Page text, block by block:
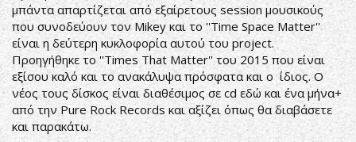
μπάντα απαρτίζεται από εξαίρετους session μουσικούς
που συνοδεύουν τον Mikey και το ''Time Space Matter''
είναι η δεύτερη κυκλοφορία αυτού του project.
Προηγήθηκε το ''Times That Matter'' του 2015 που είναι
εξίσου καλό και το ανακάλυψα πρόσφατα και ο ίδιος. Ο
νέος τους δίσκος είναι διαθέσιμος σε cd εδώ και ένα μήνα+
από την Pure Rock Records και αξίζει όπως θα διαβάσετε
και παρακάτω.